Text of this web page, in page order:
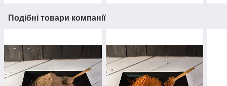
Подібні товари компанії